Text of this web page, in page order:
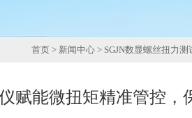
首页 > 新闻中心 > SGJN数显螺丝扭力
赋能微扭矩精准管控